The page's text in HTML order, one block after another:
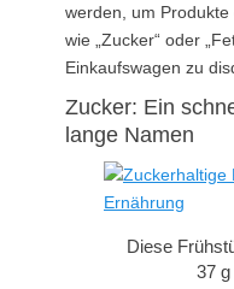
werden, um
wie „Zucker“ oder
Einkaufswagen zu
Zucker: Ein
lange Namen
Diese
37